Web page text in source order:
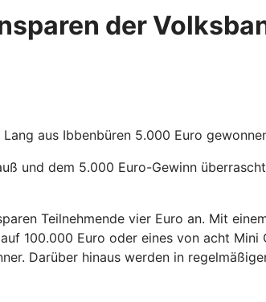
der
aus Ibbenbüren 5.000 Euro
und dem 5.000 Euro-Gewinn
Teilnehmende vier Euro an. Mit
100.000 Euro oder eines von acht Mini
Darüber hinaus werden in